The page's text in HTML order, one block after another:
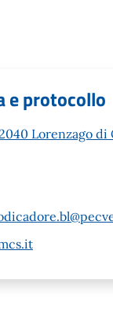
e protocollo
Lorenzago di